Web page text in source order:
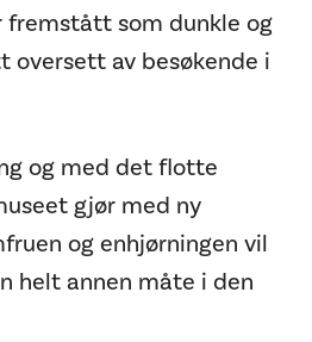
som dunkle og
oversett av besøkende i
og med det flotte
gjør med ny
og enhjørningen vil
helt annen måte i den